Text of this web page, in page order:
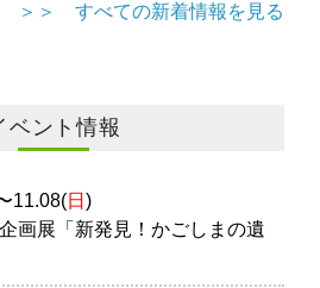
＞＞ すべての新着情報を見る
ベント情報
11.08(日 )
画展「新発見！かごしまの遺